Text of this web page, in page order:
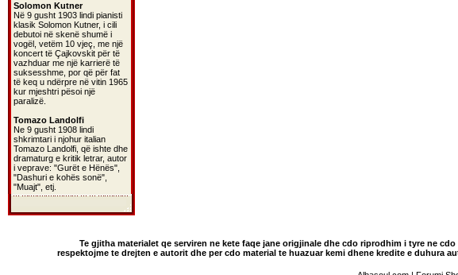
Solomon Kutner
Në 9 gusht 1903 lindi pianisti
klasik Solomon Kutner, i cili
debutoi në skenë shumë i
vogël, vetëm 10 vjeç, me një
koncert të Çajkovskit për të
vazhduar me një karrierë të
suksesshme, por që për fat
të keq u ndërpre në vitin 1965
kur mjeshtri pësoi një
paralizë.
Tomazo Landolfi
Ne 9 gusht 1908 lindi
shkrimtari i njohur italian
Tomazo Landolfi, që ishte dhe
dramaturg e kritik letrar, autor
i veprave: "Gurët e Hënës",
"Dashuri e kohës sonë",
"Muajt", etj.
Te gjitha materialet qe serviren ne kete faqe jane origjinale dhe cdo riprodhim i tyre ne
respektojme te drejten e autorit dhe per cdo material te huazuar kemi dhene kredite e duhura